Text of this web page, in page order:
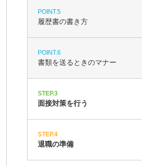
POINT.5
履歴書の書き方
POINT.6
書類を送るときのマナー
STEP.3
面接対策を行う
STEP.4
退職の準備